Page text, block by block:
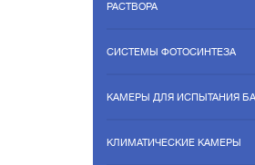
РАСТВОРА
СИСТЕМЫ ФОТОСИНТЕЗА
КАМЕРЫ ДЛЯ ИСПЫТАНИЯ
КЛИМАТИЧЕСКИЕ КАМЕРЫ